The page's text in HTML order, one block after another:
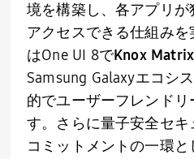
境を構築し、各アプリ
アクセスできる仕組み
はOne UI 8でKnox Matrix
Samsung Galaxyエコシ
的でユーザーフレンドリ
す。さらに量子安全セ
コミットメントの一環